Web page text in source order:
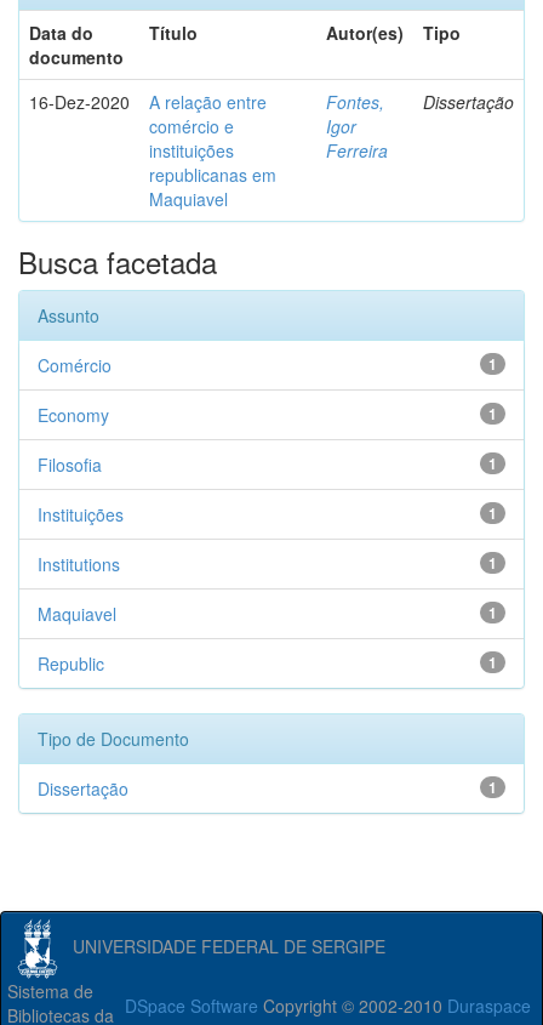
Data do
documento
Título Autor(es) Tipo
16-Dez-2020
A relação entre
comércio e
instituições
republicanas em
Maquiavel
Fontes,
Igor
Ferreira
Dissertação
Busca facetada
Assunto
1
Comércio
1
Economy
1
Filosofia
1
Instituições
1
Institutions
1
Maquiavel
1
Republic
Tipo de Documento
1
Dissertação
UNIVERSIDADE FEDERAL DE SERGIPE
DSpace Software Copyright © 2002-2010 Duraspace
Sistema de
Bibliotecas da